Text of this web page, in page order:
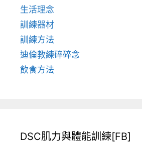
生活理念
訓練器材
訓練方法
迪倫教練碎碎念
飲食方法
DSC肌力與體能訓練[FB]